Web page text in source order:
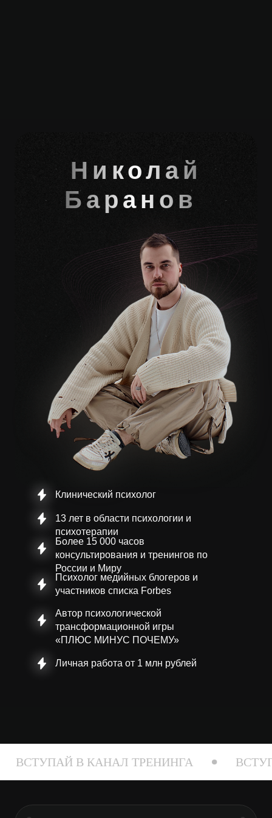
Николай
Баранов
Клинический психолог
13 лет в области психологии и
психотерапии
Более 15 000 часов
консультирования и тренингов по
России и Миру
Психолог медийных блогеров и
участников списка Forbes
Автор психологической
трансформационной игры
«ПЛЮС МИНУС ПОЧЕМУ»
Личная работа от 1 млн рублей
В КАНАЛ ТРЕНИНГА ВСТУПАЙ В